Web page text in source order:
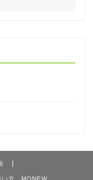
方、MONEW